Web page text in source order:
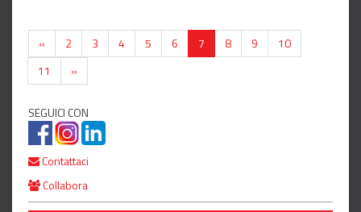
« 2 3 4 5 6 7 8 9
10
11
»
SEGUICI CON
Contattaci
Collabora